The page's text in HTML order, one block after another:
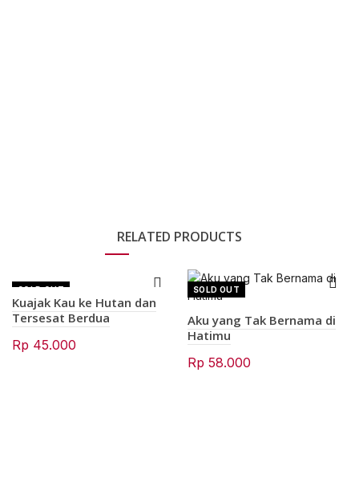
RELATED PRODUCTS
SOLD OUT
Kuajak Kau ke Hutan dan
Tersesat Berdua
Rp 45.000
SOLD OUT
Aku yang Tak Bernama di
Hatimu
Rp 58.000